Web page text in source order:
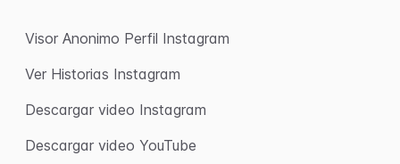
Visor Anonimo Perfil Instagram
Ver Historias Instagram
Descargar video Instagram
Descargar video YouTube